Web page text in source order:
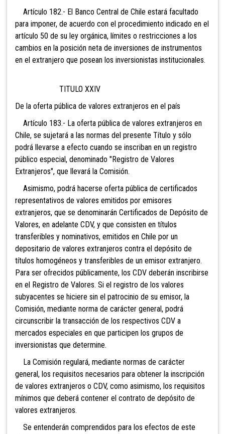
Artículo 182.- El Banco Central de Chile estará facultado
para imponer, de acuerdo con el procedimiento indicado en el
artículo 50 de su ley orgánica, límites o restricciones a los
cambios en la posición neta de inversiones de instrumentos
en el extranjero que posean los inversionistas institucionales.
TITULO XXIV
De la oferta pública de valores extranjeros en el país
Artículo 183.- La oferta pública de valores extranjeros en
Chile, se sujetará a las normas del presente Título y sólo
podrá llevarse a efecto cuando se inscriban en un registro
público especial, denominado "Registro de Valores
Extranjeros", que llevará la Comisión.
Asimismo, podrá hacerse oferta pública de certificados
representativos de valores emitidos por emisores
extranjeros, que se denominarán Certificados de Depósito de
Valores, en adelante CDV, y que consisten en títulos
transferibles y nominativos, emitidos en Chile por un
depositario de valores extranjeros contra el depósito de
títulos homogéneos y transferibles de un emisor extranjero.
Para ser ofrecidos públicamente, los CDV deberán inscribirse
en el Registro de Valores. Si el registro de los valores
subyacentes se hiciere sin el patrocinio de su emisor, la
Comisión, mediante norma de carácter general, podrá
circunscribir la transacción de los respectivos CDV a
mercados especiales en que participen los grupos de
inversionistas que determine.
La Comisión regulará, mediante normas de carácter
general, los requisitos necesarios para obtener la inscripción
de valores extranjeros o CDV, como asimismo, los requisitos
mínimos que deberá contener el contrato de depósito de
valores extranjeros.
Se entenderán comprendidos para los efectos de este